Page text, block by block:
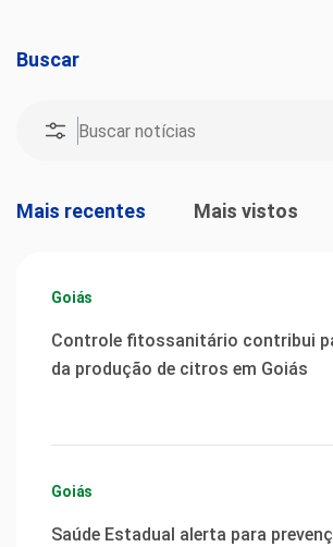
Buscar
Mais recentes Mais vistos
Goiás
Controle fitossanitário contribui
da produção de citros em Goiás
Goiás
Saúde Estadual alerta para